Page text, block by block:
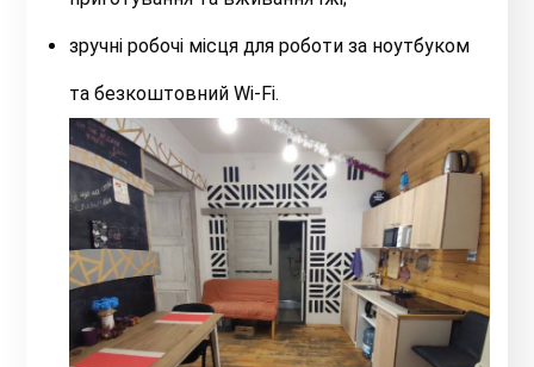
зручні робочі місця для роботи за ноутбуком
та безкоштовний Wі-Fі.